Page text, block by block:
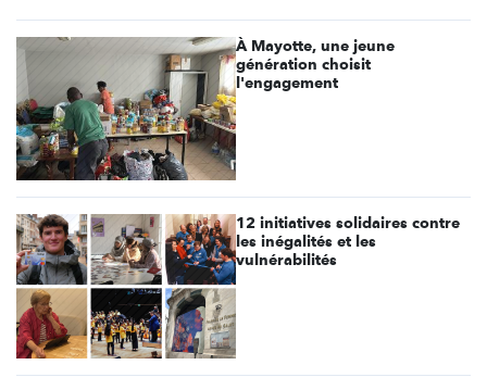
À Mayotte, une jeune
génération choisit
l'engagement
12 initiatives solidaires contre
les inégalités et les
vulnérabilités